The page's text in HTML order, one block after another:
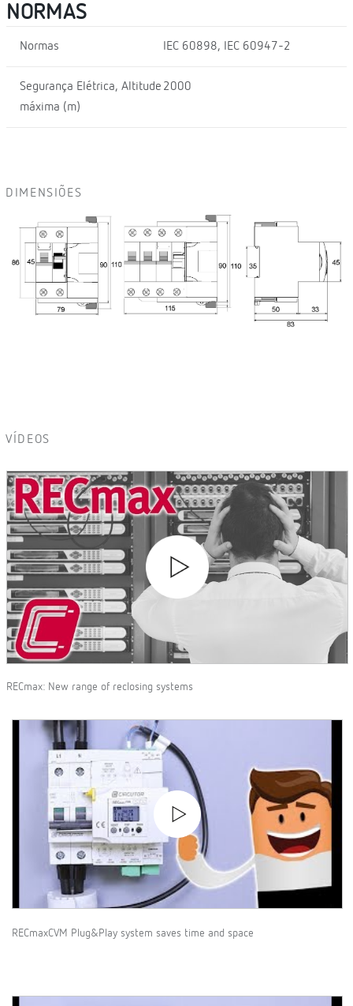
NORMAS
Normas IEC 60898, IEC 60947-2
Segurança Elétrica, Altitude
máxima (m)
2000
DIMENSIÕES
VÍDEOS
RECmax: New range of reclosing systems
RECmaxCVM Plug&Play system saves time and space